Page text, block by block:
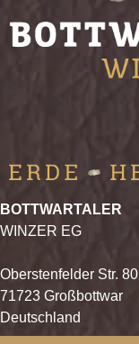
BOTTWARTALER
WINZER EG
Oberstenfelder Str. 80
71723 Großbottwar
Deutschland